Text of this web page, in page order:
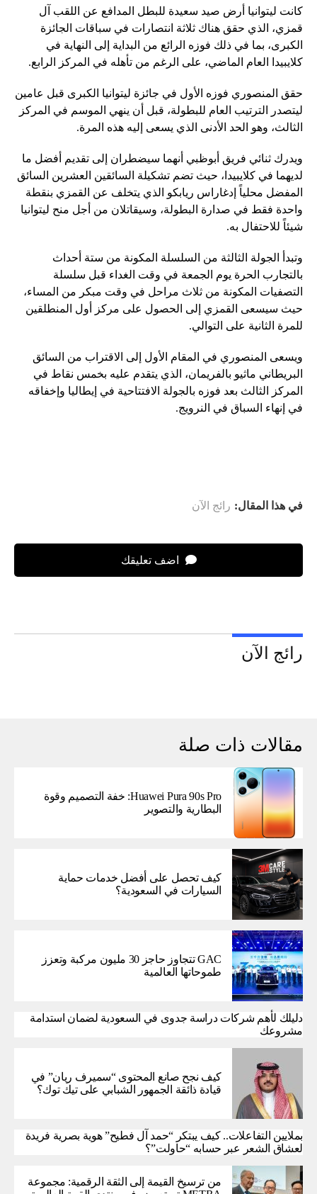
كانت ليتوانيا أرض صيد سعيدة للبطل المدافع عن اللقب آل
قمزي، الذي حقق هناك ثلاثة انتصارات في سباقات الجائزة
الكبرى، بما في ذلك فوزه الرائع من البداية إلى النهاية في
كلايبيدا العام الماضي، على الرغم من تأهله في المركز الرابع.
حقق المنصوري فوزه الأول في جائزة ليتوانيا الكبرى قبل عامين
ليتصدر الترتيب العام للبطولة، قبل أن ينهي الموسم في المركز
الثالث، وهو الحد الأدنى الذي يسعى إليه هذه المرة.
ويدرك ثنائي فريق أبوظبي أنهما سيضطران إلى تقديم أفضل ما
لديهما في كلايبيدا، حيث تضم تشكيلة السائقين العشرين السائق
المفضل محلياً إدغاراس ريابكو الذي يتخلف عن القمزي بنقطة
واحدة فقط في صدارة البطولة، وسيقاتلان من أجل منح ليتوانيا
شيئاً للاحتفال به.
وتبدأ الجولة الثالثة من السلسلة المكونة من ستة أحداث
بالتجارب الحرة يوم الجمعة في وقت الغداء قبل سلسلة
التصفيات المكونة من ثلاث مراحل في وقت مبكر من المساء،
حيث سيسعى القمزي إلى الحصول على مركز أول المنطلقين
للمرة الثانية على التوالي.
ويسعى المنصوري في المقام الأول إلى الاقتراب من السائق
البريطاني ماثيو بالفريمان، الذي يتقدم عليه بخمس نقاط في
المركز الثالث بعد فوزه بالجولة الافتتاحية في إيطاليا وإخفاقه
في إنهاء السباق في النرويج.
في هذا المقال: رائج الآن
اضف تعليقك
رائج الآن
مقالات ذات صلة
Huawei Pura 90s Pro: خفة التصميم وقوة
البطارية والتصوير
كيف تحصل على أفضل خدمات حماية
السيارات في السعودية؟
GAC تتجاوز حاجز 30 مليون مركبة وتعزز
طموحاتها العالمية
دليلك لأهم شركات دراسة جدوى في السعودية لضمان استدامة
مشروعك
كيف نجح صانع المحتوى “سميرف ريان” في
قيادة ذائقة الجمهور الشبابي على تيك توك؟
بملايين التفاعلات.. كيف يبتكر “حمد آل فطيح” هوية بصرية فريدة
لعشاق الشعر عبر حسابه “حاولت”؟
من ترسيخ القيمة إلى الثقة الرقمية: مجموعة